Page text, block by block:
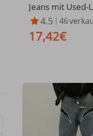
Jeans mit Used-
n – Schmal
tretch-Denim
en Patchwork-
L) | Trendige,
e Cropped-
4.5 46
17,42€